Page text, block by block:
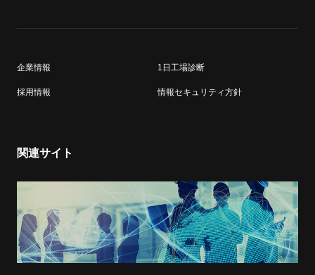
企業情報 1日工場診断
採用情報 情報セキュリティ方針
関連サイト